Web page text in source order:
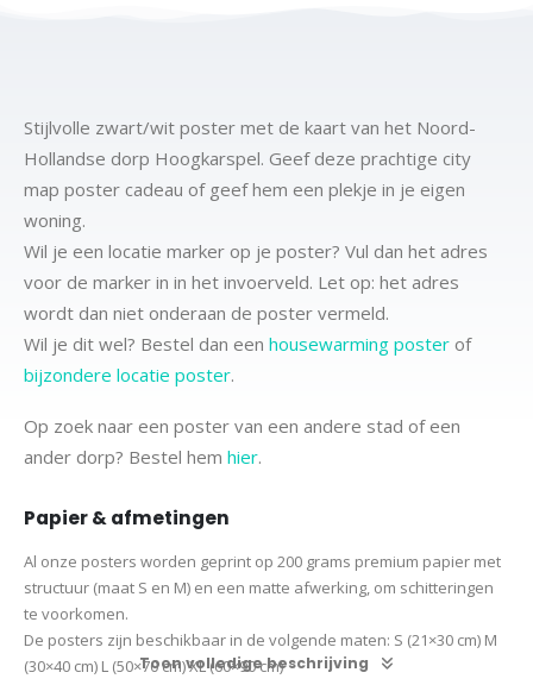
Stijlvolle zwart/wit poster met de kaart van het Noord-
Hollandse dorp Hoogkarspel. Geef deze prachtige city
map poster cadeau of geef hem een plekje in je eigen
woning.
Wil je een locatie marker op je poster? Vul dan het adres
voor de marker in in het invoerveld. Let op: het adres
wordt dan niet onderaan de poster vermeld.
Wil je dit wel? Bestel dan een housewarming poster of
bijzondere locatie poster.
Op zoek naar een poster van een andere stad of een
ander dorp? Bestel hem hier.
Papier & afmetingen
Al onze posters worden geprint op 200 grams premium papier met
structuur (maat S en M) en een matte afwerking, om schitteringen
te voorkomen.
De posters zijn beschikbaar in de volgende maten: S (21×30 cm) M
(30×40 cm) L (50×70 cm) XL (60×90 cm)
Toon volledige beschrijving